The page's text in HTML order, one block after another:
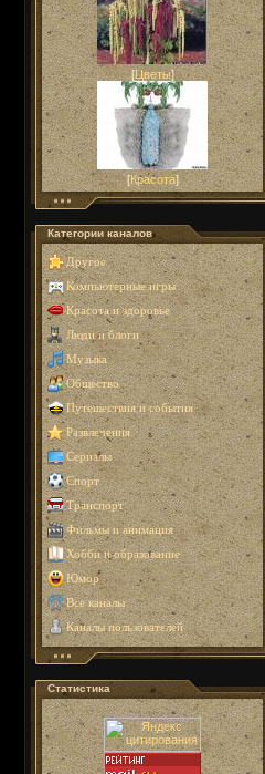
[Цветы]
[Красота]
Категории каналов
Другое
Компьютерные игры
Красота и здоровье
Люди и блоги
Музыка
Общество
Путешествия и события
Развлечения
Сериалы
Спорт
Транспорт
Фильмы и анимация
Хобби и образование
Юмор
Все каналы
Каналы пользователей
Статистика